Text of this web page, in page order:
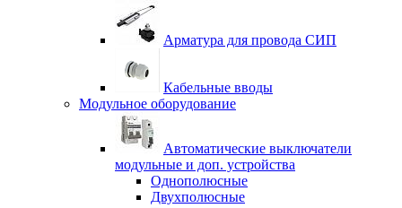
Арматура для провода СИП
Кабельные вводы
Модульное оборудование
Автоматические выключатели
модульные и доп. устройства
Однополюсные
Двухполюсные